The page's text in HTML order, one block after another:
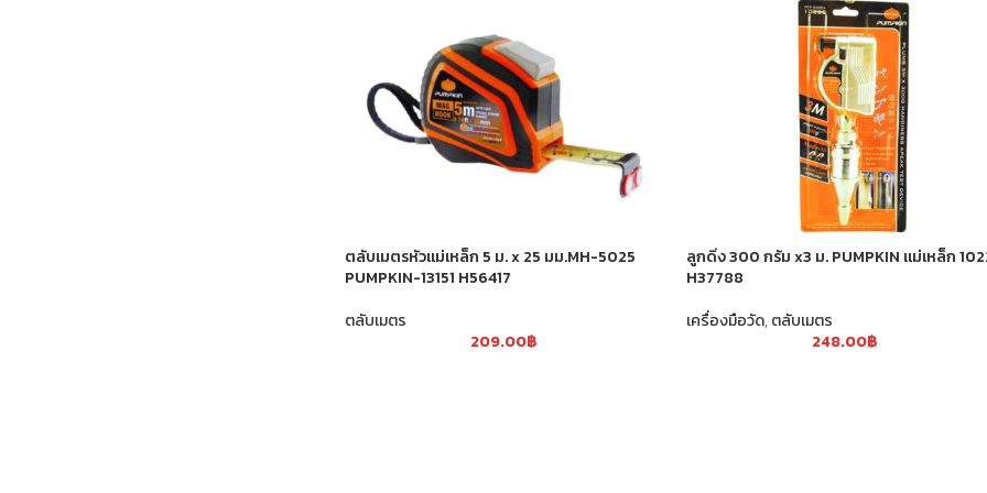
ตลับเมตรหัวแม่เหล็ก 5 ม. x 25 มม.MH-5025
PUMPKIN-13151 H56417
ตลับเมตร
209.00฿
ลูกดิ่ง 300 กรัม x3 ม. PUMPKIN แม่เหล็ก
H37788
เครื่องมือวัด, ตลับเมตร
248.00฿